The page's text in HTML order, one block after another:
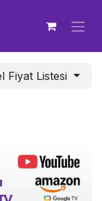
Fiyat Listesi